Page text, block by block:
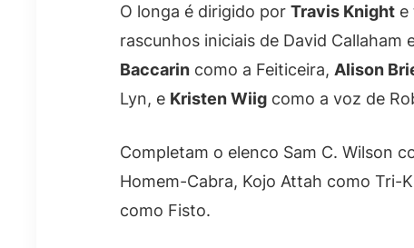
O longa é dirigido por Travis Knight e
rascunhos iniciais de David Callaham
Baccarin como a Feiticeira, Alison
Lyn, e Kristen Wiig como a voz de
Completam o elenco Sam C. Wilson
Homem-Cabra, Kojo Attah como Tri-
como Fisto.